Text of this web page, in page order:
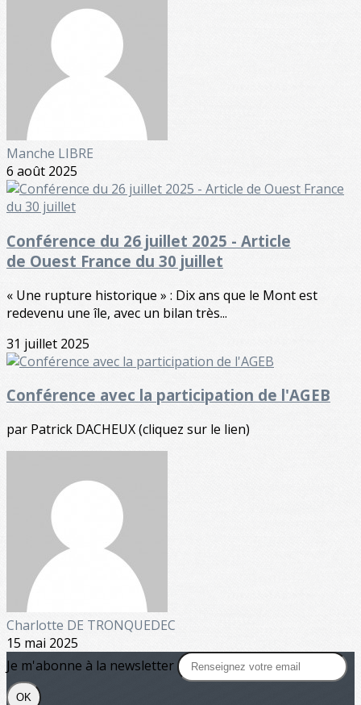
Manche LIBRE
6 août 2025
Conférence du 26 juillet 2025 - Article
de Ouest France du 30 juillet
« Une rupture historique » : Dix ans que le Mont est
redevenu une île, avec un bilan très...
31 juillet 2025
Conférence avec la participation de l'AGEB
par Patrick DACHEUX (cliquez sur le lien)
Charlotte DE TRONQUEDEC
15 mai 2025
Je m'abonne à la newsletter
OK